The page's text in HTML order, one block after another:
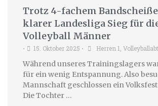
Trotz 4-fachem
klarer Landesliga Sieg für
Volleyball Männer
• 15. Oktober 2025 • Herren 1,
Während unseres Trainingslagers
für ein wenig Entspannung. Also
Mannschaft geschlossen ein
Die Tochter …